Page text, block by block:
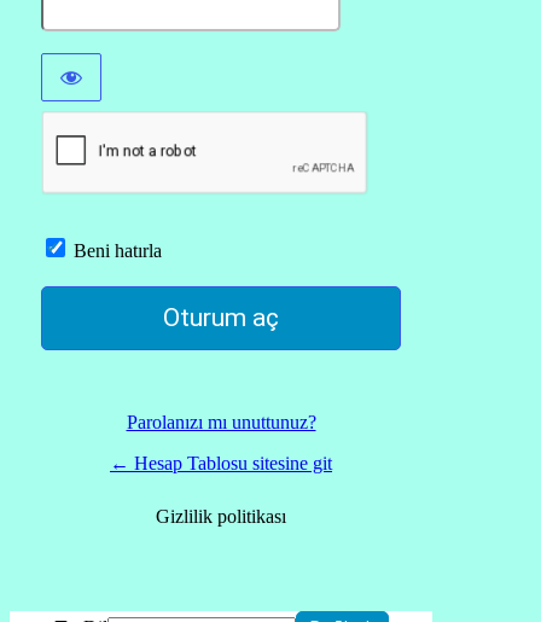
Beni hatırla
Parolanızı mı unuttunuz?
← Hesap Tablosu sitesine git
Gizlilik politikası